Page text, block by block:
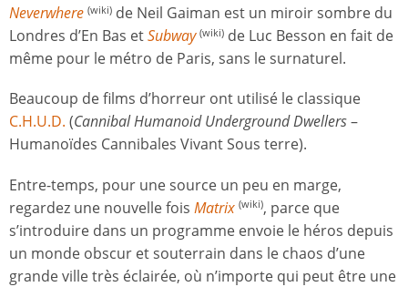
Neverwhere (wiki) de Neil Gaiman est un miroir sombre du
Londres d’En Bas etSubway (wiki) de Luc Besson en fait de
même pour le métro de Paris, sans le surnaturel.
Beaucoup de films d’horreur ont utilisé le classique
C.H.U.D. (Cannibal Humanoid Underground Dwellers–
Humanoïdes Cannibales Vivant Sous terre).
Entre-temps, pour une source un peu en marge,
regardez une nouvelle fois Matrix (wiki), parce que
s’introduire dans un programme envoie le héros depuis
un monde obscur et souterrain dans le chaos d’une
grande ville très éclairée, où n’importe qui peut être une